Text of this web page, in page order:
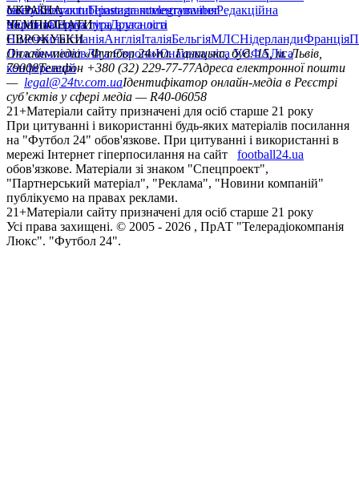
сайтуКонтактиПравила коментуванняРедакційна
політикаСтруктура власності
facebookxyoutubeinstagramtelegramviber
УКРАЇНА
УкраїнаПерша лігаДруга ліга
ЧЕМПІОНАТИ
НімеччинаІспаніяАнгліяІталіяБельгіяМЛСНідерландиФранція
ЄВРОКУБКИ
Ліга чемпіонівЛіга ЄвропиЮнацька ліга УЄФАЛіга
конференцій
Онлайн-медіа «Футбол 24»пл. Галицька, буд. 15, м. Львів,
79008Телефон +380 (32) 229-77-77Адреса електронної пошти
— legal@24tv.com.uaІдентифікатор онлайн-медіа в Реєстрі
суб’єктів у сфері медіа — R40-06058
21+Матеріали сайту призначені для осіб старше 21 року
При цитуванні і використанні будь-яких матеріалів посилання
на "Футбол 24" обов'язкове. При цитуванні і використанні в
мережі Інтернет гіперпосилання на сайт
football24.ua
обов'язкове. Матеріали зі знаком "Спецпроект",
"Партнерський матеріал", "Реклама", "Новини компаній"
публікуємо на правах реклами.
21+Матеріали сайту призначені для осіб старше 21 року
Усi права захищенi. © 2005 - 2026 , ПрАТ "Телерадіокомпанія
Люкс". "Футбол 24".